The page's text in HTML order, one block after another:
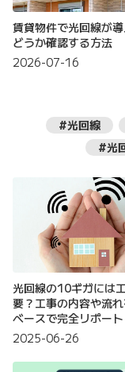
賃貸物件で光回線が
どうか確認する方法
2026-07-16
#光回線
#光
光回線の10ギガには
要？工事の内容や流
ベースで完全リポー
2025-06-26